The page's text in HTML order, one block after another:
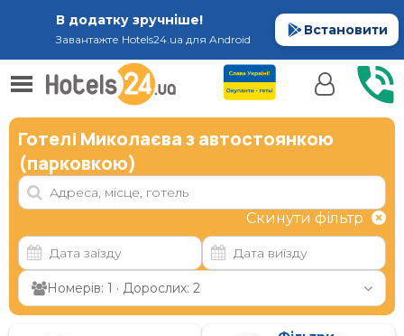
В додатку зручніше!
Завантажте Hotels24.ua для Android
Встановити
Готелі Миколаєва з автостоянкою
(парковкою)
Скинути фільтр
Номерів: 1 · Дорослих: 2